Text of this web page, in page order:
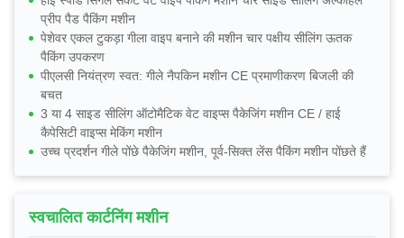
प्रीप पैड पैकिंग मशीन
पेशेवर एकल टुकड़ा गीला वाइप बनाने की मशीन चार पक्षीय सीलिंग ऊतक
पैकिंग उपकरण
पीएलसी नियंत्रण स्वत: गीले नैपकिन मशीन CE प्रमाणीकरण बिजली की
बचत
3 या 4 साइड सीलिंग ऑटोमैटिक वेट वाइप्स पैकेजिंग मशीन CE / हाई
कैपेसिटी वाइप्स मेकिंग मशीन
उच्च प्रदर्शन गीले पोंछे पैकेजिंग मशीन, पूर्व-सिक्त लेंस पैकिंग मशीन पोंछते हैं
स्वचालित कार्टनिंग मशीन